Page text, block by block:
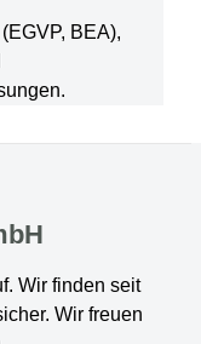
BEA),
Wir finden seit
Wir freuen